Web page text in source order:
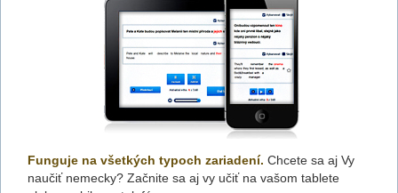
Funguje na všetkých typoch zariadení. Chcete sa aj Vy
naučiť nemecky? Začnite sa aj vy učiť na vašom tablete